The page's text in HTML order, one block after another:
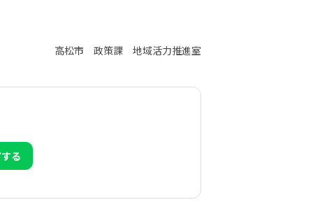
高松市 政策課 地域活力推進室
る